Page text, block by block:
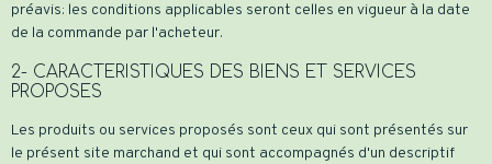
préavis: les conditions applicables seront celles en vigueur à la date
de la commande par l'acheteur.
2- CARACTERISTIQUES DES BIENS ET SERVICES
PROPOSES
Les produits ou services proposés sont ceux qui sont présentés sur
le présent site marchand et qui sont accompagnés d'un descriptif